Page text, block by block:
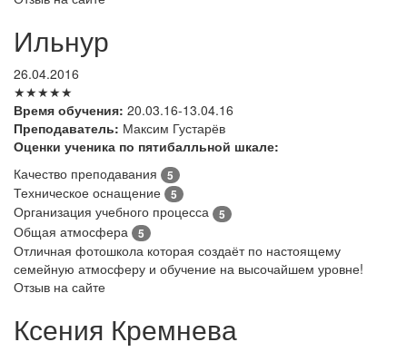
Ильнур
26.04.2016
★★★★★
Время обучения: 20.03.16-13.04.16
Преподаватель: Максим Густарёв
Оценки ученика по пятибалльной шкале:
Качество преподавания
5
Техническое оснащение 5
Организация учебного процесса 5
Общая атмосфера 5
Отличная фотошкола которая создаёт по настоящему
семейную атмосферу и обучение на высочайшем уровне!
Отзыв на сайте
Ксения Кремнева